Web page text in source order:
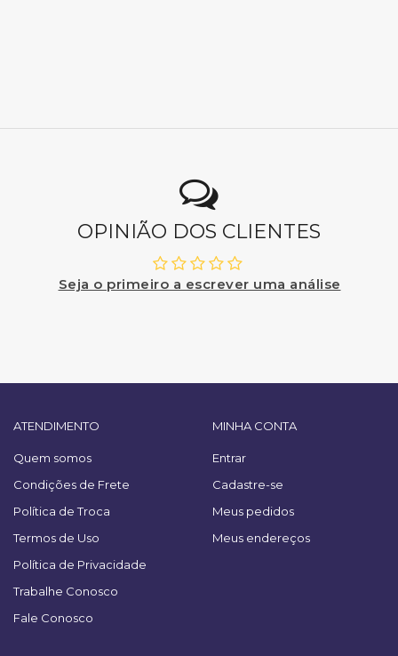
OPINIÃO DOS CLIENTES
Seja o primeiro a escrever uma análise
ATENDIMENTO
Quem somos
Condições de Frete
Política de Troca
Termos de Uso
Política de Privacidade
Trabalhe Conosco
Fale Conosco
MINHA CONTA
Entrar
Cadastre-se
Meus pedidos
Meus endereços